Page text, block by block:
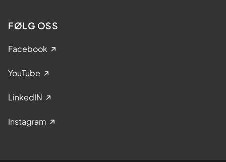
FØLG OSS
Facebook
YouTube
LinkedIN
Instagram